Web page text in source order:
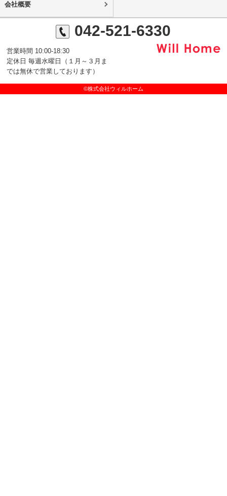
会社概要
042-521-6330
営業時間 10:00-18:30
定休日 毎週水曜日（１月～３月ま
では無休で営業しております）
©株式会社ウィルホーム